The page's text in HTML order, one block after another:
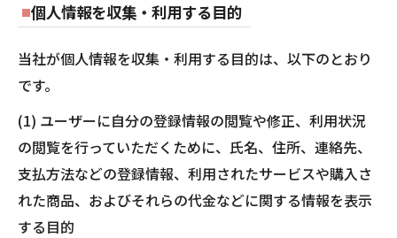
個人情報を収集・利用する目的
当社が個人情報を収集・利用する目的は、以下のとおり
です。
(1) ユーザーに自分の登録情報の閲覧や修正、利用状況
の閲覧を行っていただくために、氏名、住所、連絡先、
支払方法などの登録情報、利用されたサービスや購入さ
れた商品、およびそれらの代金などに関する情報を表示
する目的